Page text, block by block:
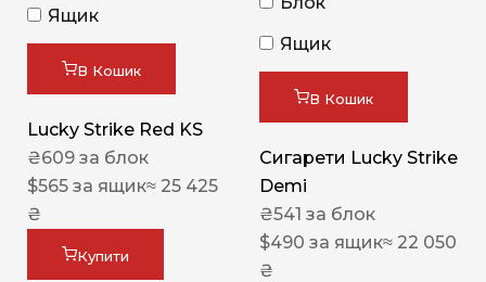
Ящик
В Кошик
Lucky Strike Red KS
₴609 за блок
$565 за ящик≈ 25 425
₴
Купити
Ящик
В Кошик
Сигарети Lucky Strike
Demi
₴541 за блок
$490 за ящик≈ 22 050
₴